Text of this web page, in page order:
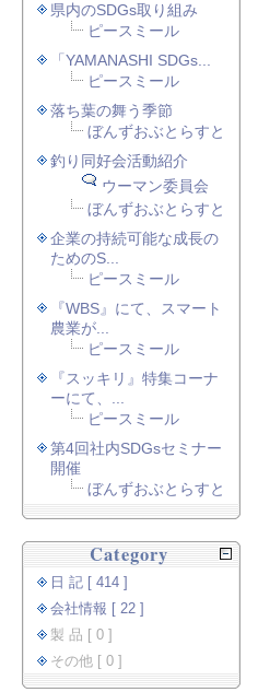
県内のSDGs取り組み
ピースミール
「YAMANASHI SDGs...
ピースミール
落ち葉の舞う季節
ぼんずおぶとらすと
釣り同好会活動紹介
ウーマン委員会
ぼんずおぶとらすと
企業の持続可能な成長の
ためのS...
ピースミール
『WBS』にて、スマート
農業が...
ピースミール
『スッキリ』特集コーナ
ーにて、...
ピースミール
第4回社内SDGsセミナー
開催
ぼんずおぶとらすと
Category
日 記 [ 414 ]
会社情報 [ 22 ]
製 品 [ 0 ]
その他 [ 0 ]